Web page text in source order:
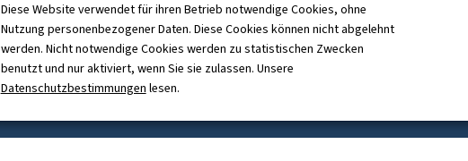
Diese Website verwendet für ihren Betrieb notwendige Cookies, ohne
Nutzung personenbezogener Daten. Diese Cookies können nicht abgelehnt
werden. Nicht notwendige Cookies werden zu statistischen Zwecken
benutzt und nur aktiviert, wenn Sie sie zulassen. Unsere
Datenschutzbestimmungen lesen.
Gesetzgebung
Verzeichnis
Sitemap
Informationen zur Webseite